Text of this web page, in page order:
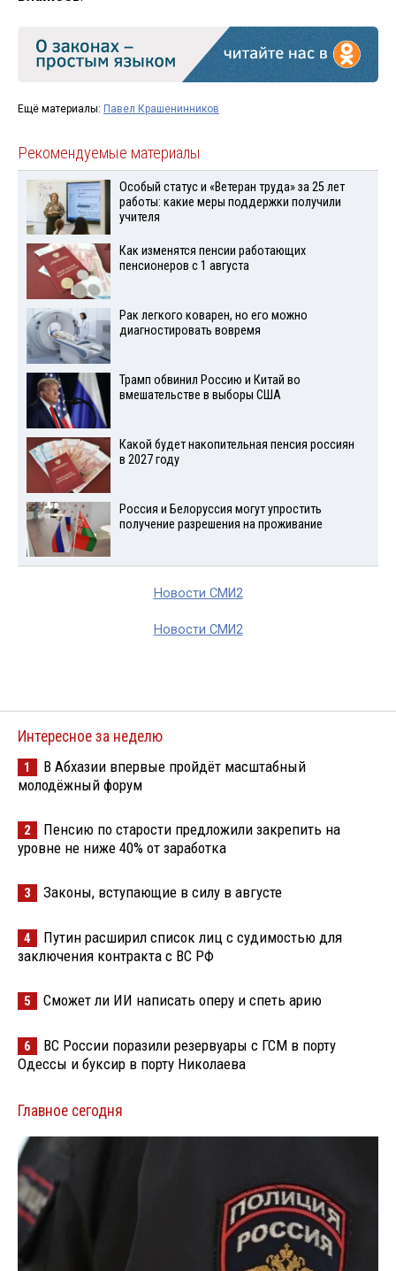
Ещё материалы: Павел Крашенинников
Рекомендуемые материалы
Особый статус и «Ветеран труда» за 25 лет
работы: какие меры поддержки получили
учителя
Как изменятся пенсии работающих
пенсионеров с 1 августа
Рак легкого коварен, но его можно
диагностировать вовремя
Трамп обвинил Россию и Китай во
вмешательстве в выборы США
Какой будет накопительная пенсия россиян
в 2027 году
Россия и Белоруссия могут упростить
получение разрешения на проживание
Новости СМИ2
Новости СМИ2
Интересное за неделю
1
В Абхазии впервые пройдёт масштабный
молодёжный форум
2
Пенсию по старости предложили закрепить на
уровне не ниже 40% от заработка
3 Законы, вступающие в силу в августе
4
Путин расширил список лиц с судимостью для
заключения контракта с ВС РФ
5 Сможет ли ИИ написать оперу и спеть арию
6
ВС России поразили резервуары с ГСМ в порту
Одессы и буксир в порту Николаева
Главное сегодня